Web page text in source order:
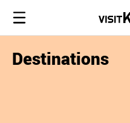
Destinations